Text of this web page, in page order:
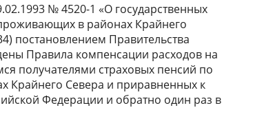
№ 4520-1 «О государственных
в районах Крайнего
постановлением Правительства
Правила компенсации расходов на
получателями страховых пенсий по
Крайнего Севера и приравненных к
Федерации и обратно один раз в